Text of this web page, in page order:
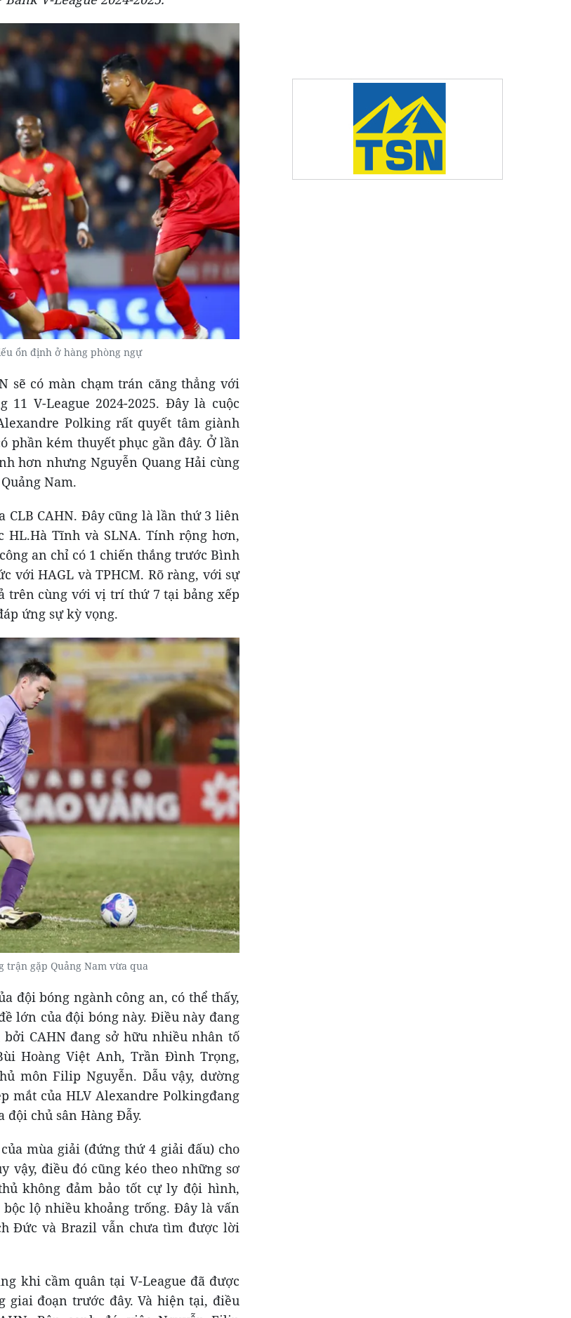
ổn định ở hàng phòng ngự
sẽ có màn chạm trán căng thẳng với
V-League 2024-2025. Đây là cuộc
Polking rất quyết tâm giành
phần kém thuyết phục gần đây. Ở lần
hơn nhưng Nguyễn Quang Hải cùng
Nam.
CAHN. Đây cũng là lần thứ 3 liên
Tĩnh và SLNA. Tính rộng hơn,
an chỉ có 1 chiến thắng trước Bình
với HAGL và TPHCM. Rõ ràng, với sự
trên cùng với vị trí thứ 7 tại bảng xếp
ứng sự kỳ vọng.
trận gặp Quảng Nam vừa qua
đội bóng ngành công an, có thể thấy,
lớn của đội bóng này. Điều này đang
CAHN đang sở hữu nhiều nhân tố
Hoàng Việt Anh, Trần Đình Trọng,
môn Filip Nguyễn. Dẫu vậy, dường
mắt của HLV Alexandre Polkingđang
chủ sân Hàng Đẫy.
mùa giải (đứng thứ 4 giải đấu) cho
vậy, điều đó cũng kéo theo những sơ
không đảm bảo tốt cự ly đội hình,
lộ nhiều khoảng trống. Đây là vấn
Đức và Brazil vẫn chưa tìm được lời
khi cầm quân tại V-League đã được
giai đoạn trước đây. Và hiện tại, điều